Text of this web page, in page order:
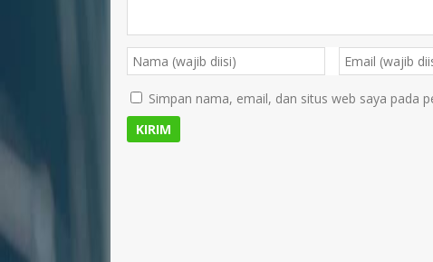
Simpan nama, email, dan situs web saya pada